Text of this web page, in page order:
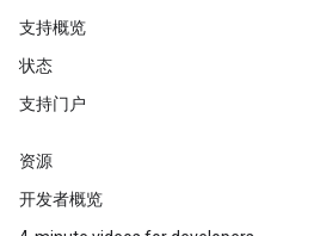
支持概览
状态
支持门户
资源
开发者概览